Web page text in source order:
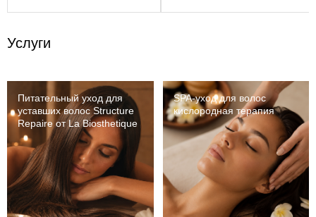
Услуги
Питательный уход для
уставших волос Structure
Repaire от La Biosthetique
SPA-уход для волос
кислородная терапия